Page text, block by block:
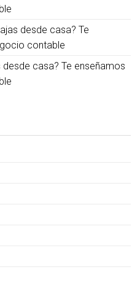
desde casa? Te
contable
desde casa? Te enseñamos